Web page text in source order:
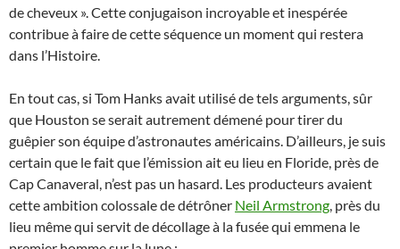
de cheveux ». Cette conjugaison incroyable et inespérée
contribue à faire de cette séquence un moment qui restera
dans l’Histoire.
En tout cas, si Tom Hanks avait utilisé de tels arguments, sûr
que Houston se serait autrement démené pour tirer du
guêpier son équipe d’astronautes américains. D’ailleurs, je suis
certain que le fait que l’émission ait eu lieu en Floride, près de
Cap Canaveral, n’est pas un hasard. Les producteurs avaient
cette ambition colossale de détrôner Neil Armstrong , près du
lieu même qui servit de décollage à la fusée qui emmena le